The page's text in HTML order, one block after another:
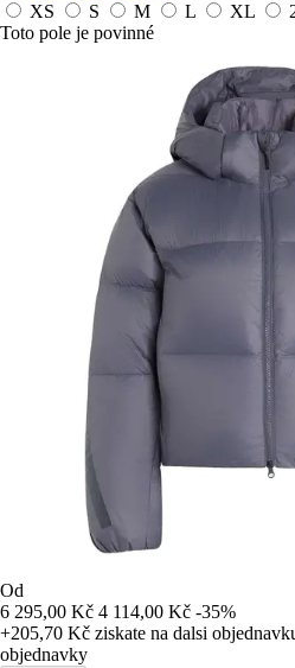
XS
S M L XL
Toto pole je povinné
Od
6 295,00 Kč 4 114,00 Kč -35%
+205,70 Kč ziskate na dalsi
objednavky